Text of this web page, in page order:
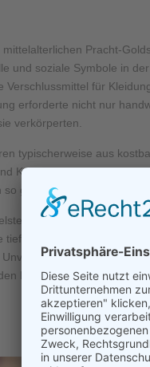
Pracht-
und soziale Symbole in
Verschlussmittel für
erforderte nicht nur
verkörperten.
typischerweise aus
Komplexität variierten je
groß und aufwändig
in den Pracht-
symbolische
in
Fibeln zusätzlichen